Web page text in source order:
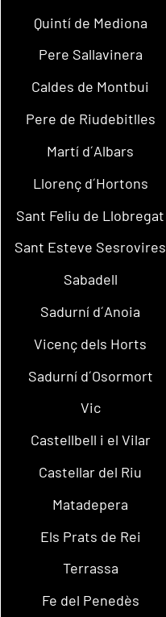
Quintí de Mediona
Pere Sallavinera
Caldes de Montbui
Pere de Riudebitlles
Martí d´Albars
Llorenç d´Hortons
Sant Feliu de Llobregat
Sant Esteve Sesrovires
Sabadell
Sadurní d´Anoia
Vicenç dels Horts
Sadurní d´Osormort
Vic
Castellbell i el Vilar
Castellar del Riu
Matadepera
Els Prats de Rei
Terrassa
Fe del Penedès